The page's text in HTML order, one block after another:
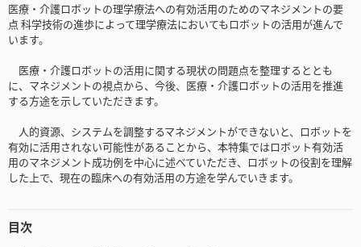
医療・介護ロボットの理学療法への有効活用のためのマネジメントの要
点 科学技術の進歩によって理学療法においてもロボットの活用が進んで
います。
医療・介護ロボットの活用に関する現状の問題点を整理するととも
に、マネジメントの視点から、今後、医療・介護ロボットの活用を推進
する方途を示していただきます。
人的資源、システムを調整するマネジメントができないと、ロボットを
有効に活用されない可能性があることから、本特集ではロボット有効活
用のマネジメント成功例を中心に述べていただき、ロボットの役割を理解
した上で、現在の臨床への有効活用の方途を学んでいきます。
目次